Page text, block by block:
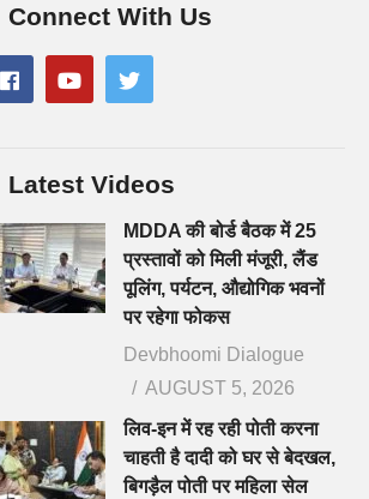
Connect With Us
Latest Videos
MDDA की बोर्ड बैठक में 25
प्रस्तावों को मिली मंजूरी, लैंड
पूलिंग, पर्यटन, औद्योगिक भवनों
पर रहेगा फोकस
Devbhoomi Dialogue
AUGUST 5, 2026
लिव-इन में रह रही पोती करना
चाहती है दादी को घर से बेदखल,
बिगड़ैल पोती पर महिला सेल